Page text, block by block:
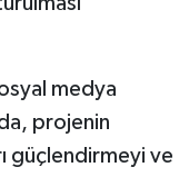
medya
projenin
güçlendirmeyi ve